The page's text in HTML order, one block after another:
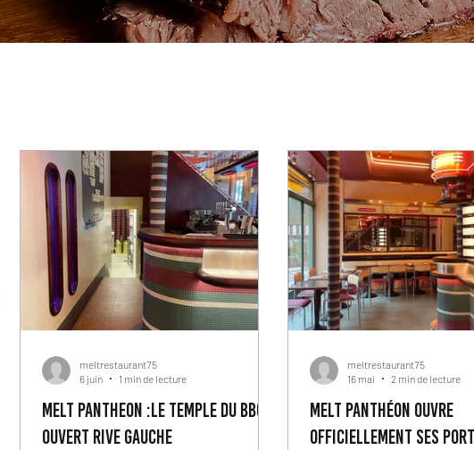
MELT PANTHEON :LE TEMPLE DU BBQ a
ouvert RIVE GAUCHE
meltrestaurant75
6 juin
1 min de lecture
MELT Panthéon ouvre
officiellement ses
meltrestaurant75
16 mai
2 min de lecture